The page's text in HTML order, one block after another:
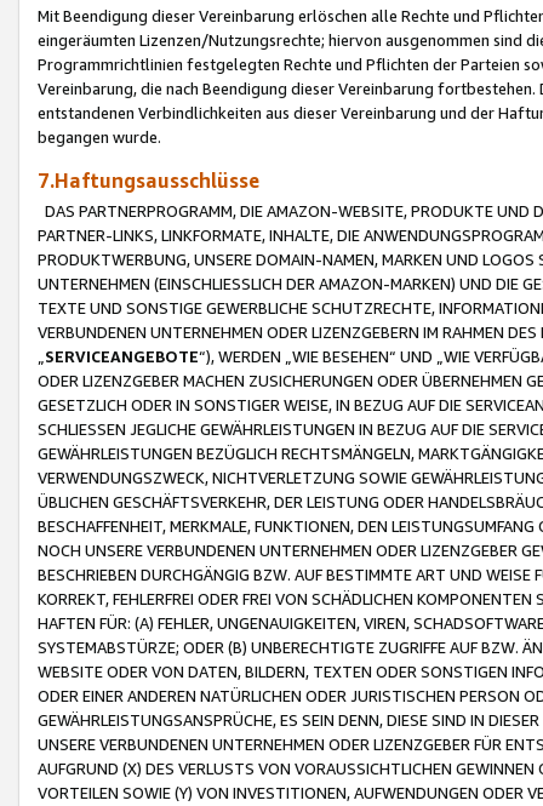
Mit Beendigung dieser Vereinbarung erlöschen alle Rechte und
eingeräumten Lizenzen/Nutzungsrechte; hiervon ausgenommen sind
Programmrichtlinien festgelegten Rechte und Pflichten der Parteien
Vereinbarung, die nach Beendigung dieser Vereinbarung
entstandenen Verbindlichkeiten aus dieser Vereinbarung und der
begangen wurde.
7.Haftungsausschlüsse
DAS PARTNERPROGRAMM, DIE AMAZON-WEBSITE, PRODUKTE UND
PARTNER-LINKS, LINKFORMATE, INHALTE, DIE
PRODUKTWERBUNG, UNSERE DOMAIN-NAMEN, MARKEN UND
UNTERNEHMEN (EINSCHLIESSLICH DER AMAZON-MARKEN) UND DIE
TEXTE UND SONSTIGE GEWERBLICHE SCHUTZRECHTE,
VERBUNDENEN UNTERNEHMEN ODER LIZENZGEBERN IM RAHMEN
SERVICEANGEBOTE“), WERDEN „WIE BESEHEN“ UND „WIE
ODER LIZENZGEBER MACHEN ZUSICHERUNGEN ODER ÜBERNEHMEN
GESETZLICH ODER IN SONSTIGER WEISE, IN BEZUG AUF DIE
SCHLIESSEN JEGLICHE GEWÄHRLEISTUNGEN IN BEZUG AUF DIE
GEWÄHRLEISTUNGEN BEZÜGLICH RECHTSMÄNGELN,
VERWENDUNGSZWECK, NICHTVERLETZUNG SOWIE
ÜBLICHEN GESCHÄFTSVERKEHR, DER LEISTUNG ODER
BESCHAFFENHEIT, MERKMALE, FUNKTIONEN, DEN
NOCH UNSERE VERBUNDENEN UNTERNEHMEN ODER LIZENZGEBER
BESCHRIEBEN DURCHGÄNGIG BZW. AUF BESTIMMTE ART UND
KORREKT, FEHLERFREI ODER FREI VON SCHÄDLICHEN
HAFTEN FÜR: (A) FEHLER, UNGENAUIGKEITEN, VIREN,
SYSTEMABSTÜRZE; ODER (B) UNBERECHTIGTE ZUGRIFFE AUF BZW.
WEBSITE ODER VON DATEN, BILDERN, TEXTEN ODER SONSTIGEN
ODER EINER ANDEREN NATÜRLICHEN ODER JURISTISCHEN PERSON
GEWÄHRLEISTUNGSANSPRÜCHE, ES SEIN DENN, DIESE SIND IN
UNSERE VERBUNDENEN UNTERNEHMEN ODER LIZENZGEBER FÜR
AUFGRUND (X) DES VERLUSTS VON VORAUSSICHTLICHEN
VORTEILEN SOWIE (Y) VON INVESTITIONEN, AUFWENDUNGEN ODER